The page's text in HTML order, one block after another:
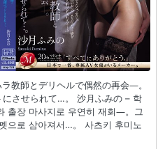
教師とデリヘルで偶然の再会―。
させられて…。 沙月ふみの – 학
출장 마사지로 우연히 재회―。그
으로 삼아져서…。 사츠키 후미노